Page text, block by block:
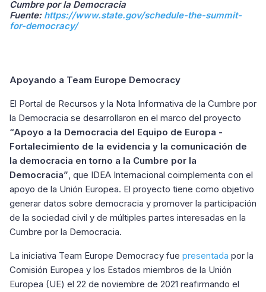
Cumbre por la Democracia
Fuente: https://www.state.gov/schedule-the-summit-
for-democracy/
Apoyando a Team Europe Democracy
El Portal de Recursos y la Nota Informativa de la Cumbre por
la Democracia se desarrollaron en el marco del proyecto
“Apoyo a la Democracia del Equipo de Europa -
Fortalecimiento de la evidencia y la comunicación de
la democracia en torno a la Cumbre por la
Democracia”, que IDEA Internacional coimplementa con el
apoyo de la Unión Europea. El proyecto tiene como objetivo
generar datos sobre democracia y promover la participación
de la sociedad civil y de múltiples partes interesadas en la
Cumbre por la Democracia.
La iniciativa Team Europe Democracy fue presentada por la
Comisión Europea y los Estados miembros de la Unión
Europea (UE) el 22 de noviembre de 2021 reafirmando el